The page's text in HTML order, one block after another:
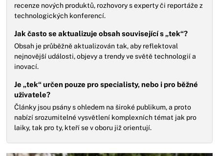
recenze nových produktů, rozhovory s experty či reportáže z
technologických konferencí.
Jak často se aktualizuje obsah související s „tek“?
Obsah je průběžně aktualizován tak, aby reflektoval
nejnovější události, objevy a trendy ve světě technologií a
inovací.
Je „tek“ určen pouze pro specialisty, nebo i pro běžné
uživatele?
Články jsou psány s ohledem na široké publikum, a proto
nabízí srozumitelné vysvětlení komplexních témat jak pro
laiky, tak pro ty, kteří se v oboru již orientují.